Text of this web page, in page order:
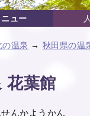
ュー
の温泉 → 秋田県の温
花葉館
んかようかん